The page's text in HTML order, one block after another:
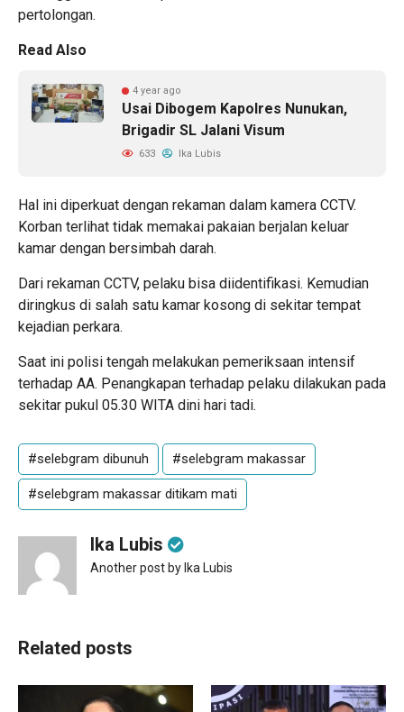
pertolongan.
Read Also
4 year ago
Usai Dibogem Kapolres Nunukan,
Brigadir SL Jalani Visum
633 Ika Lubis
Hal ini diperkuat dengan rekaman dalam kamera CCTV.
Korban terlihat tidak memakai pakaian berjalan keluar
kamar dengan bersimbah darah.
Dari rekaman CCTV, pelaku bisa diidentifikasi. Kemudian
diringkus di salah satu kamar kosong di sekitar tempat
kejadian perkara.
Saat ini polisi tengah melakukan pemeriksaan intensif
terhadap AA. Penangkapan terhadap pelaku dilakukan pada
sekitar pukul 05.30 WITA dini hari tadi.
#selebgram dibunuh #selebgram makassar
#selebgram makassar ditikam mati
Ika Lubis
Another post by Ika Lubis
Related posts